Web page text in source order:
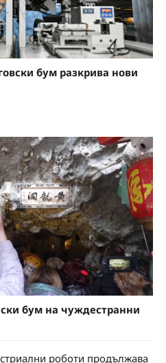
бум разкрива нови
бум на чуждестранни
роботи продължава